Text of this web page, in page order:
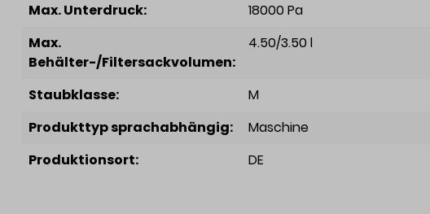
Max. Unterdruck:
18000 Pa
Max.
Behälter-/Filtersackvolumen:
4.50/3.50 l
Staubklasse:
M
Produkttyp sprachabhängig:
Maschine
Produktionsort:
DE